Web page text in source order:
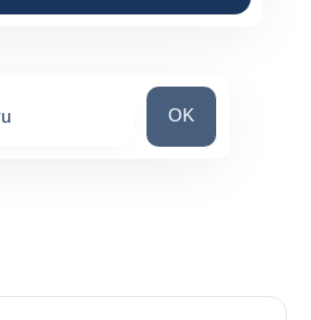
Pretraži državu
OK